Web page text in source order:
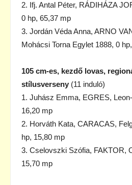
2. Ifj. Antal Péter, RÁDIHÁZA
0 hp, 65,37 mp
3. Jordán Véda Anna, ARNO
Mohácsi Torna Egylet 1888, 0
105 cm-es, kezdő lovas,
stílusverseny (11 induló)
1. Juhász Emma, EGRES,
16,20 mp
2. Horváth Kata, CARACAS,
hp, 15,80 mp
3. Cselovszki Szófia, FAKTOR,
15,70 mp